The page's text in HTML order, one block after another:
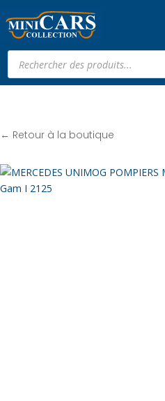
Recherche
produits
← Retour à la boutique